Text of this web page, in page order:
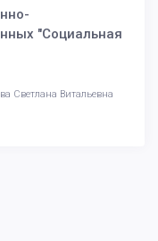
"Социальная
Светлана Витальевна